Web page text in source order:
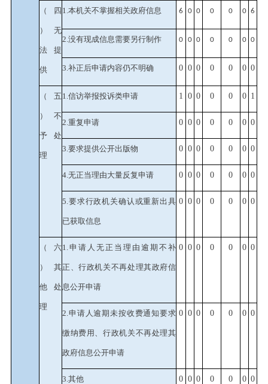
（四
）无
法提
供
1.本机关不掌握相关政府信息 6 0 0 0 0 0 6
2.没有现成信息需要另行制作 0 0 0 0 0 0 0
3.补正后申请内容仍不明确 0 0 0 0 0 0 0
（五
）不
予处
理
1.信访举报投诉类申请 1 0 0 0 0 0 1
2.重复申请 0 0 0 0 0 0 0
3.要求提供公开出版物 0 0 0 0 0 0 0
4.无正当理由大量反复申请 0 0 0 0 0 0 0
5.要求行政机关确认或重新出具
已获取信息
0 0 0 0 0 0 0
（六
）其
他处
理
1.申请人无正当理由逾期不补
正、行政机关不再处理其政府信
息公开申请
0 0 0 0 0 0 0
2.申请人逾期未按收费通知要求
缴纳费用、行政机关不再处理其
政府信息公开申请
0 0 0 0 0 0 0
3.其他 0 0 0 0 0 0 0